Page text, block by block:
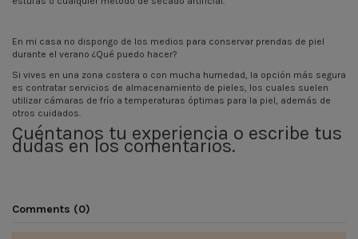
En mi casa no dispongo de los medios para conservar prendas de piel
durante el verano ¿Qué puedo hacer?
Si vives en una zona costera o con mucha humedad, la opción más segura
es contratar servicios de almacenamiento de pieles, los cuales suelen
utilizar cámaras de frío a temperaturas óptimas para la piel, además de
otros cuidados.
Cuéntanos tu experiencia o escribe tus
dudas en los comentarios.
Comments (0)